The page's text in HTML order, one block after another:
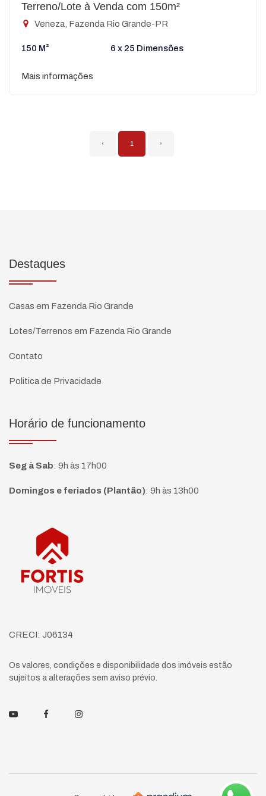
Terreno/Lote à Venda com 150m²
Veneza, Fazenda Rio Grande-PR
150 M² 6 x 25 Dimensões
Mais informações
‹ 1 ›
Destaques
Casas em Fazenda Rio Grande
Lotes/Terrenos em Fazenda Rio Grande
Contato
Politica de Privacidade
Horário de funcionamento
Seg à Sab: 9h às 17h00
Domingos e feriados (Plantão): 9h às 13h00
Página inicial
CRECI: J06134
Os valores, condições e disponibilidade dos imóveis estão
sujeitos a alterações sem aviso prévio.
Youtube FacebookInstagram